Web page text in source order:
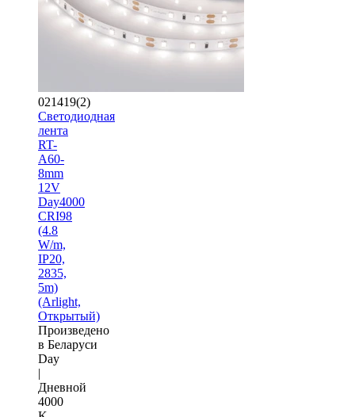
021419(2)
Светодиодная
лента
RT-
A60-
8mm
12V
Day4000
CRI98
(4.8
W/m,
IP20,
2835,
5m)
(Arlight,
Открытый)
Произведено
в Беларуси
Day
|
Дневной
4000